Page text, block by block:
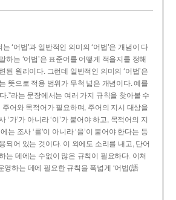
‘어법’과 일반적인 의미의 ‘어법’은 개념이 다
하는 ‘어법’은 표준어를 어떻게 적을지를 정해
된 원리이다. 그런데 일반적인 의미의 ‘어법’은
뜻으로 적용 범위가 무척 넓은 개념이다. 예를
.”라는 문장에서는 여러 가지 규칙을 찾아볼 수
주어와 목적어가 필요하며, 주어의 지시 대상을
‘가’가 아니라 ‘이’가 붙어야 하고, 목적어의 지
는 조사 ‘를’이 아니라 ‘을’이 붙어야 한다는 등
되어 있는 것이다. 이 외에도 소리를 내고, 단어
는 데에는 수없이 많은 규칙이 필요하다. 이처
영하는 데에 필요한 규칙을 폭넓게 ‘어법(語